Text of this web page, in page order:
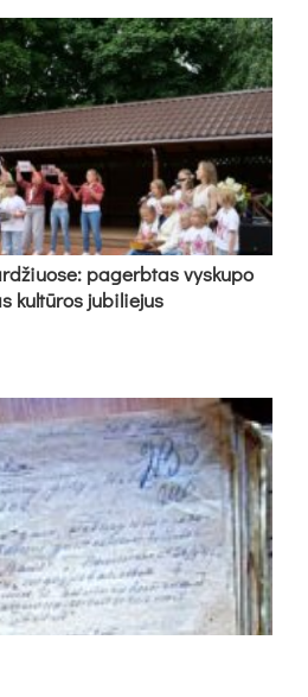
pa­gerb­tas vys­ku­po
kul­tū­ros ju­bi­lie­jus